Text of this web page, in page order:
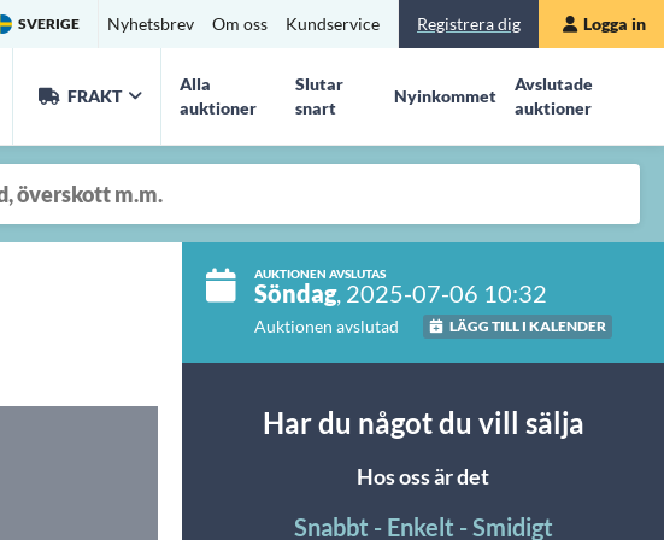
SVERIGE Nyhetsbrev Om oss Kundservice Registrera dig Logga in
FRAKT
Alla
auktioner
Slutar
snart
Nyinkommet
Avslutade
auktioner
AUKTIONEN AVSLUTAS
Söndag, 2025-07-06 10:32
Auktionen avslutad LÄGG TILL I KALENDER
Har du något du vill sälja
Hos oss är det
Snabbt - Enkelt - Smidigt